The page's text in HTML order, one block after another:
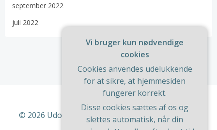
september 2022
juli 2022
© 2026 Udon. Bygget ved at bruge WordPress og
ColibriWP Theme
Vi bruger kun nødvendige
cookies
Cookies anvendes udelukkende
for at sikre, at hjemmesiden
fungerer korrekt.
Disse cookies sættes af os og
slettes automatisk, når din